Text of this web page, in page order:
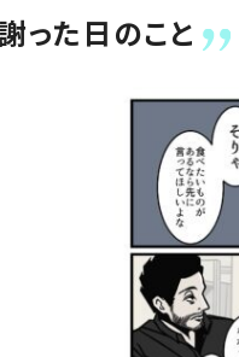
った日のこと